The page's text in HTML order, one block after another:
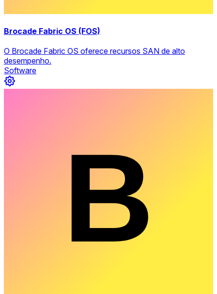
Brocade Fabric OS (FOS)
O Brocade Fabric OS oferece recursos SAN de alto
desempenho.
Software